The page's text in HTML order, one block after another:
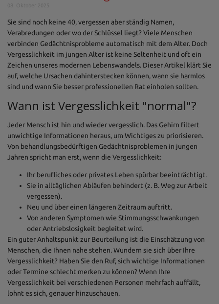
Sie sind noch keine 40, vergessen aber ständig Namen,
Verabredungen oder wo der Schlüssel liegt? Viele Menschen
verbinden Gedächtnisprobleme automatisch mit dem Alter. Doch
Vergesslichkeit im jungen Alter ist keine Seltenheit und oft ein
Zeichen unseres modernen Lebenswandels. Dieser Artikel klärt Sie
auf, welche Ursachen dahinterstecken können, wann sie harmlos
sind und wann Sie besser professionellen Rat einholen sollten.
Wann ist Vergesslichkeit "normal"?
Jeder Mensch ist hin und wieder vergesslich. Das Gehirn filtert
unwichtige Informationen heraus, um Wichtiges zu priorisieren.
Von behandlungsbedürftigen Gedächtnisproblemen in jungen
Jahren spricht man erst, wenn die Vergesslichkeit:
Ihr berufliches oder privates Leben spürbar beeinträchtigt.
Sie in alltäglichen Abläufen behindert (z. B. Weg zur Arbeit
vergessen).
Neu und über einen längeren Zeitraum auftritt.
Von anderen Symptomen wie Stimmungsschwankungen
oder Antriebslosigkeit begleitet wird.
Ein guter Anhaltspunkt zur Beurteilung ist die Einschätzung von
Menschen, die Ihnen nahe stehen. Wundern sie sich über Ihre
Vergesslichkeit? Haben Sie den Ruf, sich wichtige Informationen
oder Termine schlecht merken zu können? Wenn Ihre
Vergesslichkeit bei verschiedenen Personen mehrfach auffällt,
lohnt es sich, genauer hinzuschauen.